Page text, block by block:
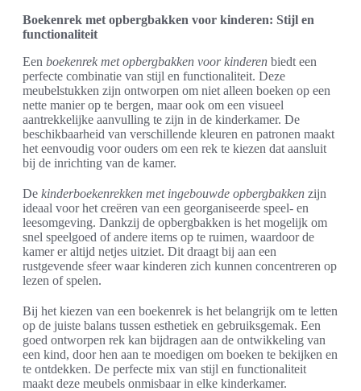
Boekenrek met opbergbakken voor kinderen: Stijl en
functionaliteit
Een boekenrek met opbergbakken voor kinderen biedt een
perfecte combinatie van stijl en functionaliteit. Deze
meubelstukken zijn ontworpen om niet alleen boeken op een
nette manier op te bergen, maar ook om een visueel
aantrekkelijke aanvulling te zijn in de kinderkamer. De
beschikbaarheid van verschillende kleuren en patronen maakt
het eenvoudig voor ouders om een rek te kiezen dat aansluit
bij de inrichting van de kamer.
De kinderboekenrekken met ingebouwde opbergbakken zijn
ideaal voor het creëren van een georganiseerde speel- en
leesomgeving. Dankzij de opbergbakken is het mogelijk om
snel speelgoed of andere items op te ruimen, waardoor de
kamer er altijd netjes uitziet. Dit draagt bij aan een
rustgevende sfeer waar kinderen zich kunnen concentreren op
lezen of spelen.
Bij het kiezen van een boekenrek is het belangrijk om te letten
op de juiste balans tussen esthetiek en gebruiksgemak. Een
goed ontworpen rek kan bijdragen aan de ontwikkeling van
een kind, door hen aan te moedigen om boeken te bekijken en
te ontdekken. De perfecte mix van stijl en functionaliteit
maakt deze meubels onmisbaar in elke kinderkamer.